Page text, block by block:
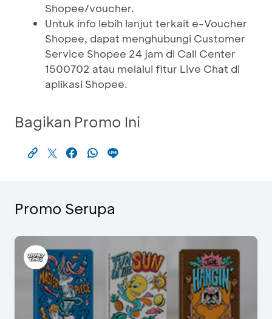
Shopee/voucher.
Untuk info lebih lanjut terkait e-Voucher
Shopee, dapat menghubungi Customer
Service Shopee 24 jam di Call Center
1500702 atau melalui fitur Live Chat di
aplikasi Shopee.
Bagikan Promo Ini
Promo Serupa